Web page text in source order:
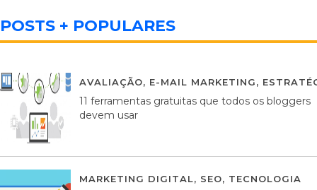
POSTS + POPULARES
AVALIAÇÃO, E-MAIL MARKETING,
11 ferramentas gratuitas que todos os bloggers
devem usar
MARKETING DIGITAL, SEO, TECNOLOGIA